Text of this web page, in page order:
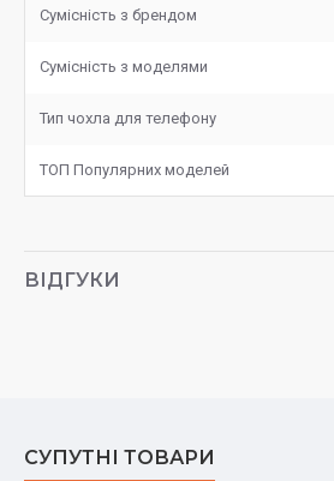
Сумісність з брендом
Сумісність з моделями
Тип чохла для телефону
ТОП Популярних моделей
ВІДГУКИ
СУПУТНІ ТОВАРИ